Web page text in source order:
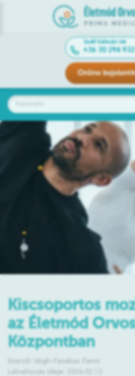
Széll Kálmán tér
+36 30 294
Online
Kiscsoportos
az Életmód
Központban
Szerző: Végh-Fazekas Fanni
Létrehozás ideje: 2026.02.12